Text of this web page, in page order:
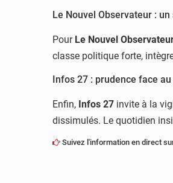
Le Nouvel Observateur :
Pour Le Nouvel
classe politique forte,
Infos 27 : prudence face
Enfin, Infos 27 invite à la
dissimulés. Le quotidien
Suivez l'information en direct